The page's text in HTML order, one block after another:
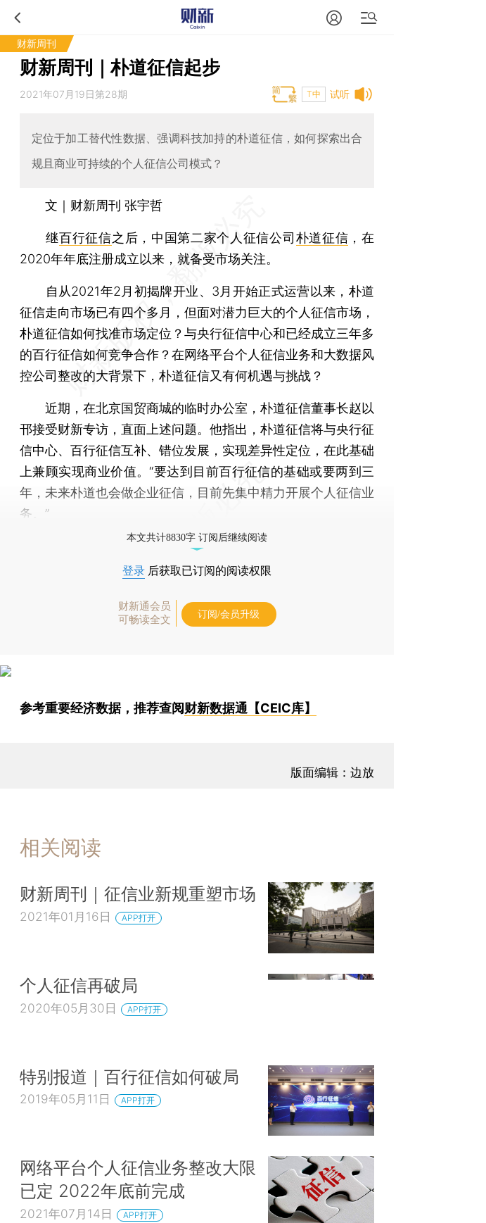
财新周刊
财新周刊｜朴道征信起步
试听
2021年07月19日第28期 T中
定位于加工替代性数据、强调科技加持的朴道征信，如何探索出合
规且商业可持续的个人征信公司模式？
文｜财新周刊 张宇哲
继百行征信之后，中国第二家个人征信公司朴道征信 ，在
2020年年底注册成立以来，就备受市场关注。
自从2021年2月初揭牌开业、3月开始正式运营以来，朴道
征信走向市场已有四个多月，但面对潜力巨大的个人征信市场，
朴道征信如何找准市场定位？与央行征信中心和已经成立三年多
的百行征信如何竞争合作？在网络平台个人征信业务和大数据风
控公司整改的大背景下，朴道征信又有何机遇与挑战？
近期，在北京国贸商城的临时办公室，朴道征信董事长赵以
邗接受财新专访，直面上述问题。他指出，朴道征信将与央行征
信中心、百行征信互补、错位发展，实现差异性定位，在此基础
上兼顾实现商业价值。“要达到目前百行征信的基础或要两到三
年，未来朴道也会做企业征信，目前先集中精力开展个人征信业
务。”
本文共计8830字 订阅后继续阅读
登录 后获取已订阅的阅读权限
财新通会员
可畅读全文
订阅/会员升级
参考重要经济数据，推荐查阅财新数据通【CEIC库】
版面编辑：边放
相关阅读
财新周刊｜征信业新规重塑市场
2021年01月16日 APP打开
个人征信再破局
2020年05月30日 APP打开
特别报道｜百行征信如何破局
2019年05月11日 APP打开
网络平台个人征信业务整改大限
已定 2022年底前完成
2021年07月14日 APP打开